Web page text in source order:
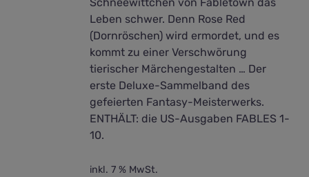
Leben schwer. Denn Rose Red
(Dornröschen) wird ermordet, und es
kommt zu einer Verschwörung
tierischer Märchengestalten … Der
erste Deluxe-Sammelband des
gefeierten Fantasy-Meisterwerks.
ENTHÄLT: die US-Ausgaben FABLES 1-
10.
inkl. 7 % MwSt.